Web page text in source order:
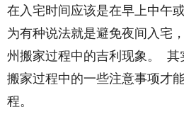
在入宅时间应该是在早上中午
为有种说法就是避免夜间入宅
州搬家过程中的吉利现象。 其
搬家过程中的一些注意事项才
程。